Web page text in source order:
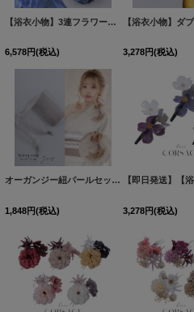
【浴衣小物】3連フラワーコサージュ【1カラー】[OF04]
6,578円(税込) 3,278円(税込)
オーガンジー紐パールセット【2カラー】[YMT]
1,848円(税込) 3,278円(税込)